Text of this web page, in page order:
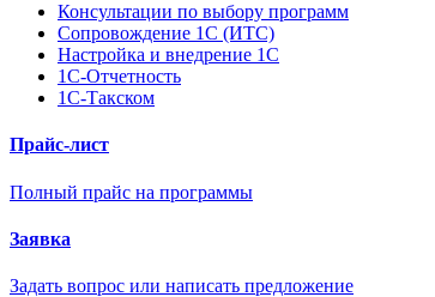
Консультации по выбору программ
Сопровождение 1С (ИТС)
Настройка и внедрение 1С
1С-Отчетность
1С-Такском
Прайс-лист
Полный прайс на программы
Заявка
Задать вопрос или написать предложение